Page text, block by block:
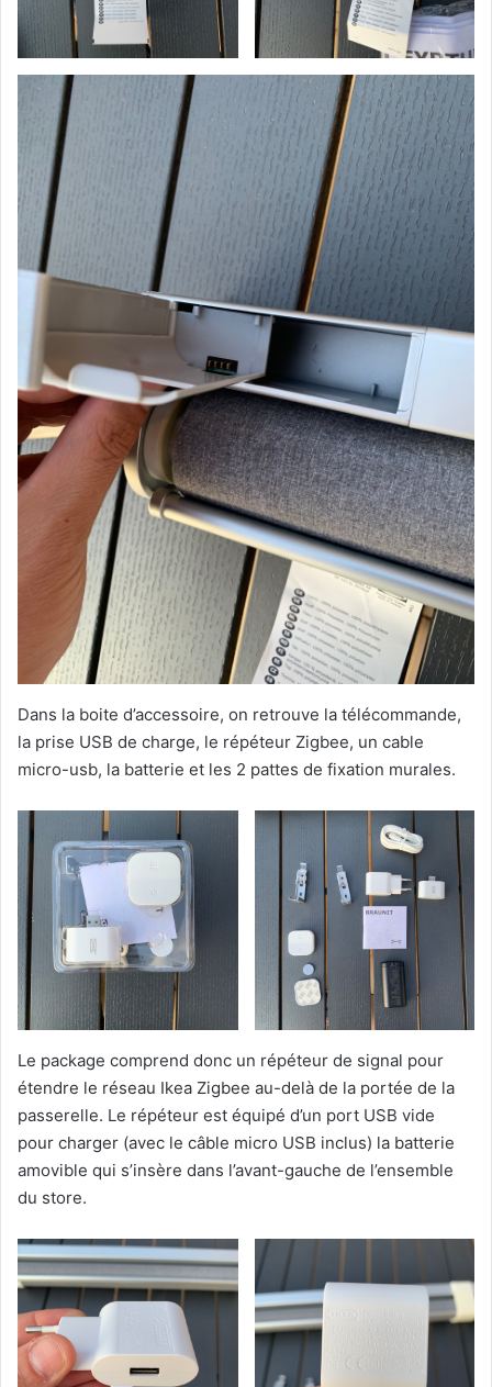
Dans la boite d’accessoire, on retrouve la télécommande,
la prise USB de charge, le répéteur Zigbee, un cable
micro-usb, la batterie et les 2 pattes de fixation murales.
Le package comprend donc un répéteur de signal pour
étendre le réseau Ikea Zigbee au-delà de la portée de la
passerelle. Le répéteur est équipé d’un port USB vide
pour charger (avec le câble micro USB inclus) la batterie
amovible qui s’insère dans l’avant-gauche de l’ensemble
du store.